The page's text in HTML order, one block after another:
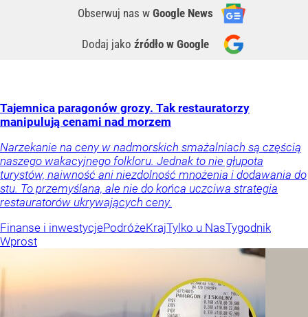
Obserwuj nas w Google News
Dodaj jako źródło w Google
Tajemnica paragonów grozy. Tak restauratorzy
manipulują cenami nad morzem
Narzekanie na ceny w nadmorskich smażalniach są częścią
naszego wakacyjnego folkloru. Jednak to nie głupota
turystów, naiwność ani niezdolność mnożenia i dodawania do
stu. To przemyślana, ale nie do końca uczciwa strategia
restauratorów ukrywających ceny.
Finanse i inwestycjePodróżeKrajTylko u NasTygodnik
Wprost